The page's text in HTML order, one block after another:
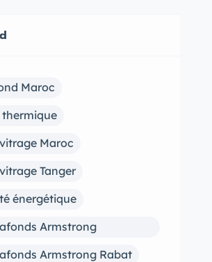
Maroc
Maroc
Tanger
énergétique
Armstrong
Armstrong Rabat